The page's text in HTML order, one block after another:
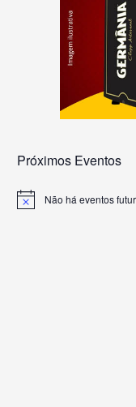
Próximos Eventos
Não há eventos